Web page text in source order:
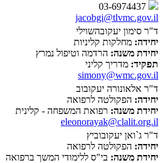
jacobgi@tlvmc.gov.il
ד"ר סימון יעקובהשוילי
יחידה: מחלקות קליניות
יחידת משנה: הרדמה וטיפול נמרץ
תפקיד: מדריך קליני
simony@wmc.gov.il
ד"ר אלאונורה יעקובוב
יחידה: הפקולטה לרפואה
יחידת משנה: רפואת המשפחה - קלינית
eleonorayak@clalit.org.il
ד"ר ג`ואן יעקובוביץ
יחידה: הפקולטה לרפואה
יחידת משנה: בי"ס ללימודי המשך ברפואה